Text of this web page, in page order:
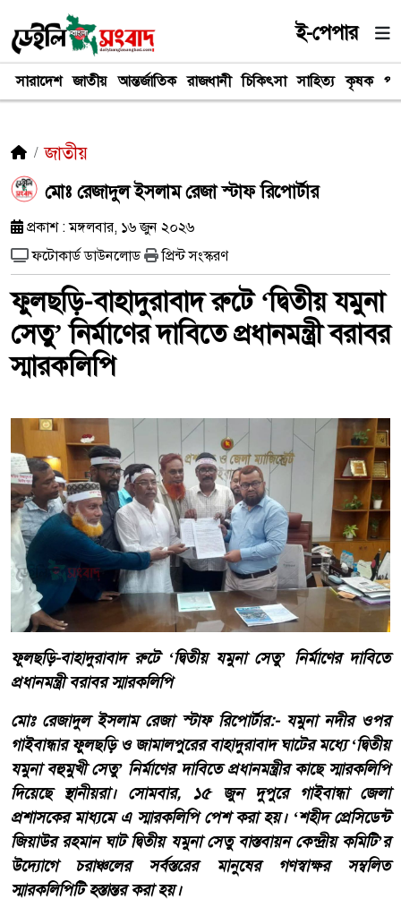
ই-পেপার
সারাদেশ জাতীয় আন্তর্জাতিক রাজধানী চিকিৎসা সাহিত্য কৃষক
জাতীয়
মোঃ রেজাদুল ইসলাম রেজা স্টাফ রিপোর্টার
প্রকাশ : মঙ্গলবার, ১৬ জুন ২০২৬
ফটোকার্ড ডাউনলোড
প্রিন্ট সংস্করণ
ফুলছড়ি-বাহাদুরাবাদ রুটে ‘দ্বিতীয় যমুনা
সেতু’ নির্মাণের দাবিতে প্রধানমন্ত্রী বরাবর
স্মারকলিপি
ফুলছড়ি-বাহাদুরাবাদ রুটে ‘দ্বিতীয় যমুনা সেতু’ নির্মাণের দাবিতে
প্রধানমন্ত্রী বরাবর স্মারকলিপি
মোঃ রেজাদুল ইসলাম রেজা স্টাফ রিপোর্টার:- যমুনা নদীর ওপর
গাইবান্ধার ফুলছড়ি ও জামালপুরের বাহাদুরাবাদ ঘাটের মধ্যে ‘দ্বিতীয়
যমুনা বহুমুখী সেতু’ নির্মাণের দাবিতে প্রধানমন্ত্রীর কাছে স্মারকলিপি
দিয়েছে স্থানীয়রা। সোমবার, ১৫ জুন দুপুরে গাইবান্ধা জেলা
প্রশাসকের মাধ্যমে এ স্মারকলিপি পেশ করা হয়। ‘শহীদ প্রেসিডেন্ট
জিয়াউর রহমান ঘাট দ্বিতীয় যমুনা সেতু বাস্তবায়ন কেন্দ্রীয় কমিটি’র
উদ্যোগে চরাঞ্চলের সর্বস্তরের মানুষের গণস্বাক্ষর সম্বলিত
স্মারকলিপিটি হস্তান্তর করা হয়।